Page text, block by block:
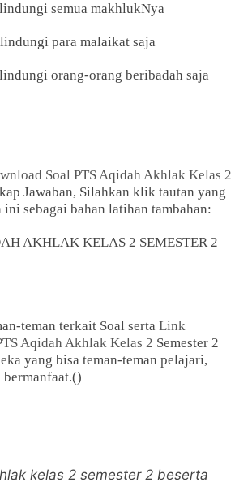
semua makhlukNya
para malaikat saja
orang-orang beribadah saja
Soal PTS Aqidah Akhlak Kelas 2
Jawaban, Silahkan klik tautan yang
ini sebagai bahan latihan tambahan:
AKHLAK KELAS 2 SEMESTER 2
teman terkait Soal sertaLink
Aqidah Akhlak Kelas 2 Semester 2
yang bisa teman-teman pelajari,
bermanfaat.()
kelas 2 semester 2 beserta